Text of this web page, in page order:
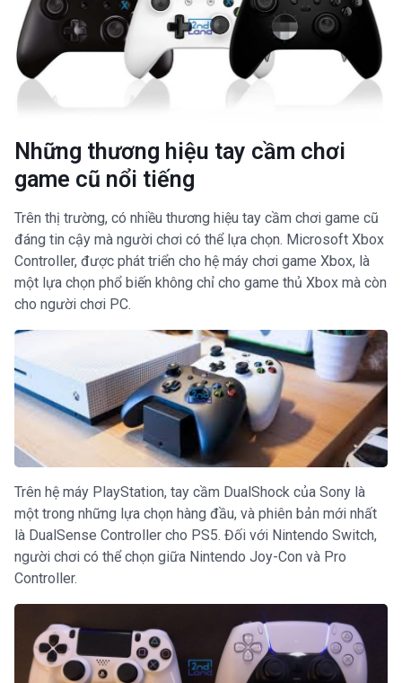
Những thương hiệu tay cầm chơi
game cũ nổi tiếng
Trên thị trường, có nhiều thương hiệu tay cầm chơi game cũ
đáng tin cậy mà người chơi có thể lựa chọn. Microsoft Xbox
Controller, được phát triển cho hệ máy chơi game Xbox, là
một lựa chọn phổ biến không chỉ cho game thủ Xbox mà còn
cho người chơi PC.
Trên hệ máy PlayStation, tay cầm DualShock của Sony là
một trong những lựa chọn hàng đầu, và phiên bản mới nhất
là DualSense Controller cho PS5. Đối với Nintendo Switch,
người chơi có thể chọn giữa Nintendo Joy-Con và Pro
Controller.